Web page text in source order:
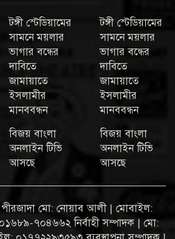
টঙ্গী স্টেডিয়ামের
সামনে ময়লার
ভাগার বন্ধের
দাবিতে
জামায়াতে
ইসলামীর
মানববন্ধন
বিজয় বাংলা
অনলাইন টিভি
আসছে
টঙ্গী স্টেডিয়ামের
সামনে ময়লার
ভাগার বন্ধের
দাবিতে
জামায়াতে
ইসলামীর
মানববন্ধন
বিজয় বাংলা
অনলাইন টিভি
আসছে
মো: নোয়াব আলী | মোবাইল:
৭০৪৬৬২ নির্বাহী সম্পাদক | মো: